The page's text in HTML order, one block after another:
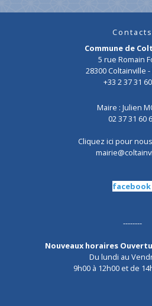
Contacts
Commune de
5 rue Romain
28300 Coltainville -
+33 2 37 31
Maire : Julien
02 37 31 60
Cliquez ici pour
facebook
--------
Nouveaux horaires
Du lundi au
9h00 à 12h00 et de